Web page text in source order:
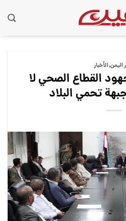
اليمن,الأخبار
القطاع الصحي لا
تحمي البلاد